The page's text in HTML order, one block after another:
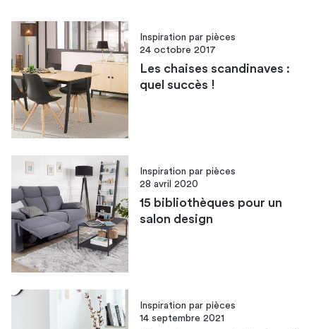
Inspiration par pièces
24 octobre 2017
Les chaises scandinaves :
quel succès !
Inspiration par pièces
28 avril 2020
15 bibliothèques pour un
salon design
Inspiration par pièces
14 septembre 2021